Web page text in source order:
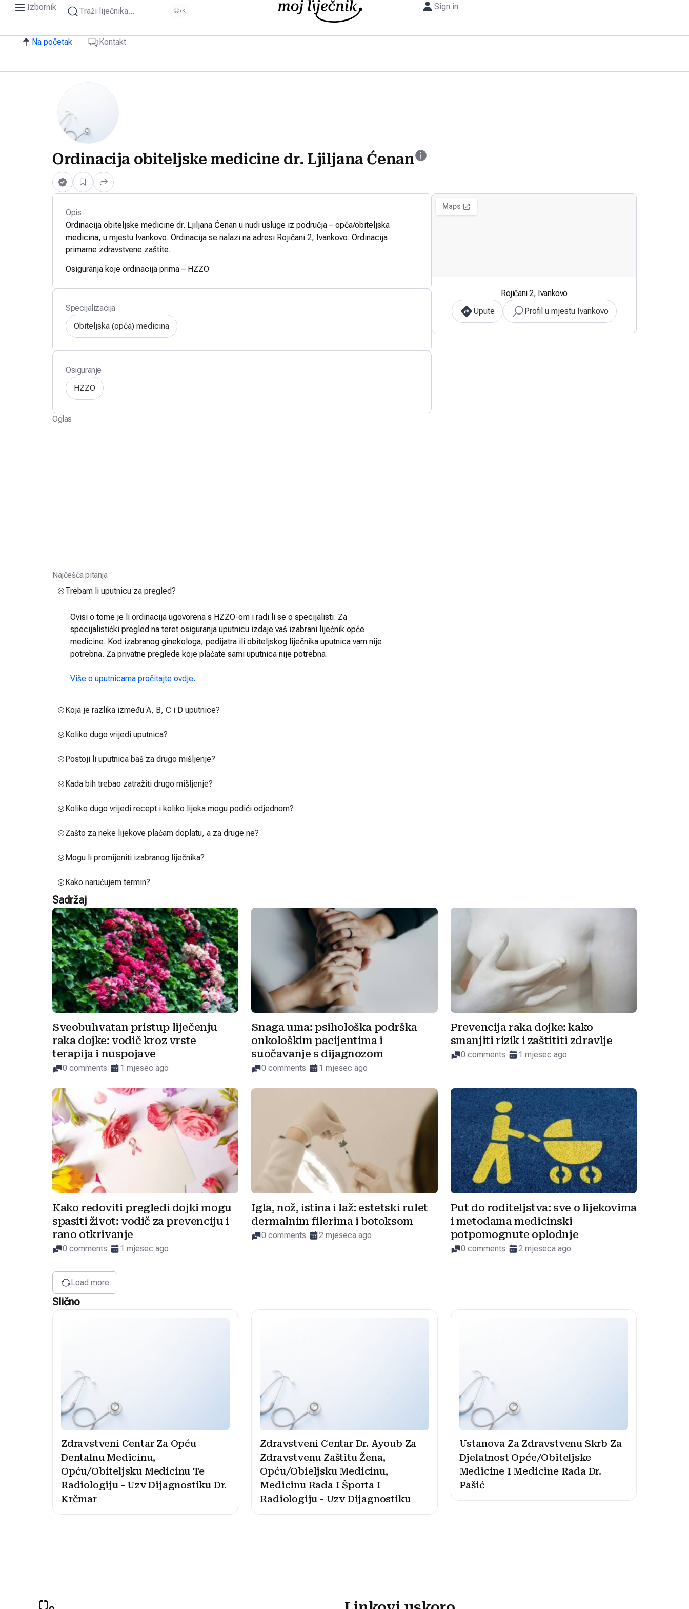
Izbornik Traži liječnika... ⌘+K Sign in
Na početak Kontakt
Ordinacija obiteljske medicine dr. Ljiljana Ćenan
Opis
Ordinacija obiteljske medicine dr. Ljiljana Ćenan u nudi usluge iz područja – opća/obiteljska
medicina, u mjestu Ivankovo. Ordinacija se nalazi na adresi Rojičani 2, Ivankovo. Ordinacija
primarne zdravstvene zaštite.
Osiguranja koje ordinacija prima – HZZO
Specijalizacija
Obiteljska (opća) medicina
Osiguranje
HZZO
Oglas
Rojičani 2, Ivankovo
Upute
Profil u mjestu Ivankovo
Najčešća pitanja
Trebam li uputnicu za pregled?
Ovisi o tome je li ordinacija ugovorena s HZZO-om i radi li se o specijalisti. Za
specijalistički pregled na teret osiguranja uputnicu izdaje vaš izabrani liječnik opće
medicine. Kod izabranog ginekologa, pedijatra ili obiteljskog liječnika uputnica vam nije
potrebna. Za privatne preglede koje plaćate sami uputnica nije potrebna.
Više o uputnicama pročitajte ovdje.
Koja je razlika između A, B, C i D uputnice?
Koliko dugo vrijedi uputnica?
Postoji li uputnica baš za drugo mišljenje?
Kada bih trebao zatražiti drugo mišljenje?
Koliko dugo vrijedi recept i koliko lijeka mogu podići odjednom?
Zašto za neke lijekove plaćam doplatu, a za druge ne?
Mogu li promijeniti izabranog liječnika?
Kako naručujem termin?
Sadržaj
Sveobuhvatan pristup liječenju
raka dojke: vodič kroz vrste
terapija i nuspojave
0 comments 1 mjesec ago
Snaga uma: psihološka podrška
onkološkim pacijentima i
suočavanje s dijagnozom
0 comments 1 mjesec ago
Prevencija raka dojke: kako
smanjiti rizik i zaštititi zdravlje
0 comments 1 mjesec ago
Kako redoviti pregledi dojki mogu
spasiti život: vodič za prevenciju i
rano otkrivanje
0 comments 1 mjesec ago
Igla, nož, istina i laž: estetski rulet
dermalnim filerima i botoksom
0 comments 2 mjeseca ago
Put do roditeljstva: sve o lijekovima
i metodama medicinski
potpomognute oplodnje
0 comments 2 mjeseca ago
Load more
Slično
Zdravstveni Centar Za Opću
Dentalnu Medicinu,
Opću/Obiteljsku Medicinu Te
Radiologiju - Uzv Dijagnostiku Dr.
Krčmar
Zdravstveni Centar Dr. Ayoub Za
Zdravstvenu Zaštitu Žena,
Opću/Obieljsku Medicinu,
Medicinu Rada I Športa I
Radiologiju - Uzv Dijagnostiku
Ustanova Za Zdravstvenu Skrb Za
Djelatnost Opće/Obiteljske
Medicine I Medicine Rada Dr.
Pašić